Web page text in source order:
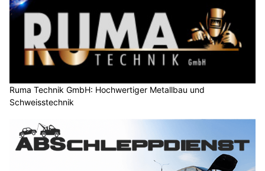
Ruma Technik GmbH: Hochwertiger Metallbau und
Schweisstechnik